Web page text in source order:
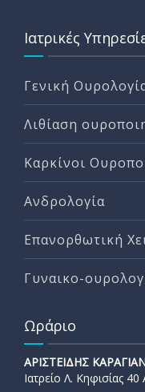
Ιατρικές
Γενική
Λιθίαση
Καρκίνοι
Ανδρολογία
Επανορθωτική
Γυναικο-
Ωράριο
ΑΡΙΣΤΕΙΔΗΣ
Ιατρείο Λ. Κηφισίας